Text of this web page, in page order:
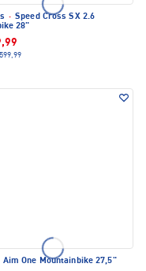
· Speed Cross SX 2.6
28"
Aim One Mountainbike 27,5"